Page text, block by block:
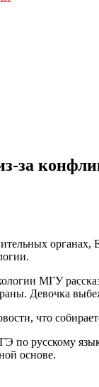
за
органах,
МГУ
Девочка
что
по русскому
основе.